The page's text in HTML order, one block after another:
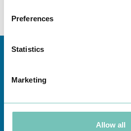
Preferences
Statistics
Marketing
Allow all
Pode ler mais acerca da nossa
Conheça todas as Unidades